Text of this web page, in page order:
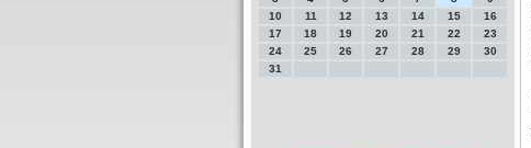
10
11 12 13 14 15
16
17
18 19 20 21 22
23
24
25 26 27 28 29
30
31